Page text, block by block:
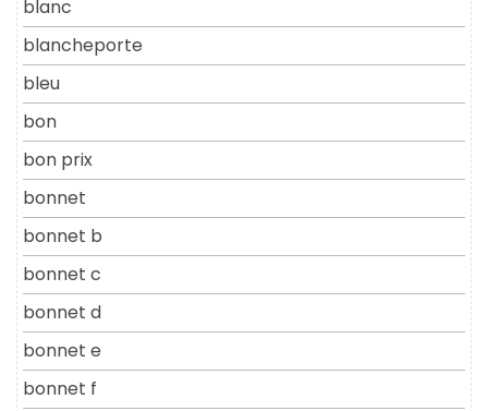
blanc
blancheporte
bleu
bon
bon prix
bonnet
bonnet b
bonnet c
bonnet d
bonnet e
bonnet f